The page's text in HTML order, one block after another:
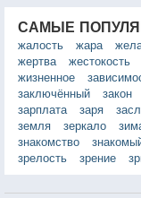
САМЫЕ
жалость
жара
жертва
жестокость
жизненное
заключённый
закон
зарплата
заря
земля
зеркало
знакомство
зрелость
зрение